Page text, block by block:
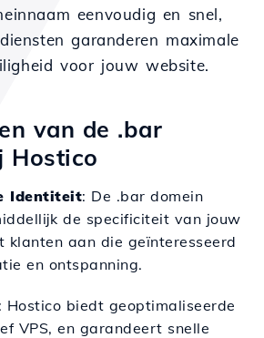
eenvoudig en snel,
garanderen maximale
voor jouw website.
van de .bar
Hostico
Identiteit: De .bar domein
de specificiteit van jouw
klanten aan die geïnteresseerd
en ontspanning.
: Hostico biedt geoptimaliseerde
VPS, en garandeert snelle